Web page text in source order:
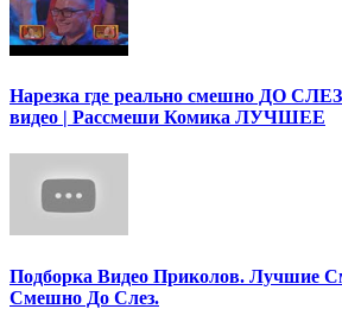
Нарезка где реально смешно ДО
видео | Рассмеши Комика ЛУЧШЕЕ
Подборка Видео Приколов. Лучшие
Смешно До Слез.